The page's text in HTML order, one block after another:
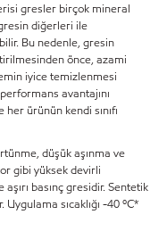
gresler birçok mineral
diğerleri ile
Bu nedenle, gresin
önce, azami
iyice temizlenmesi
avantajını
ürünün kendi sınıfı
düşük aşınma ve
gibi yüksek devirli
basınç gresidir. Sentetik
Uygulama sıcaklığı -40 ºC*